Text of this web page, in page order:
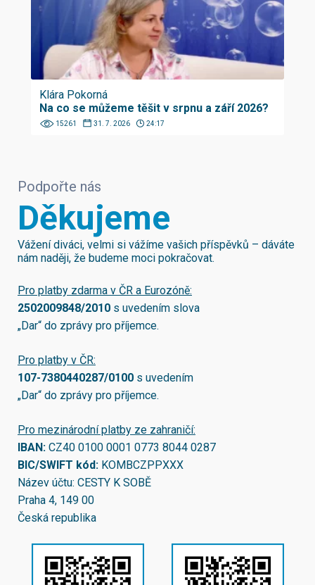
Klára Pokorná
Na co se můžeme těšit v srpnu a září 2026?
15261 31. 7. 2026 24:17
Podpořte nás
Děkujeme
Vážení diváci, velmi si vážíme vašich příspěvků – dáváte
nám naději, že budeme moci pokračovat.
Pro platby zdarma v ČR a Eurozóně:
2502009848/2010 s uvedením slova
„Dar“ do zprávy pro příjemce.
Pro platby v ČR:
107-7380440287/0100 s uvedením
„Dar“ do zprávy pro příjemce.
Pro mezinárodní platby ze zahraničí:
IBAN: CZ40 0100 0001 0773 8044 0287
BIC/SWIFT kód: KOMBCZPPXXX
Název účtu: CESTY K SOBĚ
Praha 4, 149 00
Česká republika